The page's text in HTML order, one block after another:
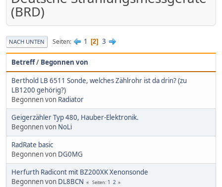
(BRD)
NACH UNTEN Seiten 1 2 3
Betreff/ Begonnen von
Berthold LB 6511 Sonde, welches Zählrohr ist da drin? (zu
LB1200 gehörig?)
Begonnen von Radiator
Geigerzähler Typ 480, Hauber-Elektronik.
Begonnen von NoLi
RadRate basic
Begonnen von DG0MG
Herfurth Radicont mit BZ200XK Xenonsonde
Begonnen von DL8BCN Seiten 1 2